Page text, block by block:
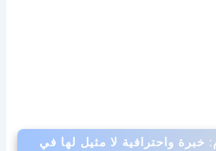
واحترافية لا مثيل لها في